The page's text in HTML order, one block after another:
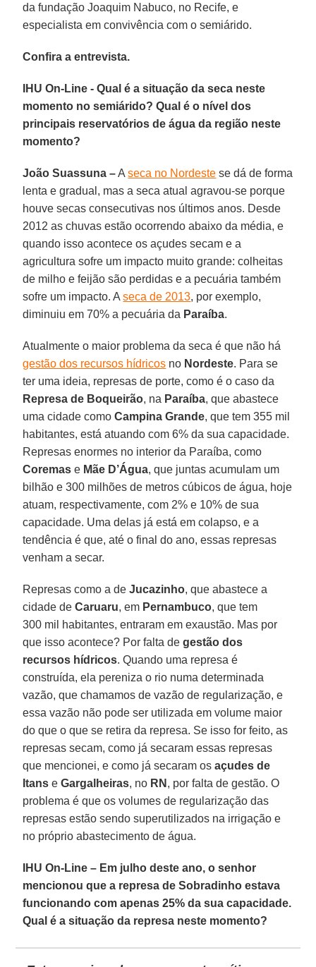
da fundação Joaquim Nabuco, no Recife, e
especialista em convivência com o semiárido.
Confira a entrevista.
IHU On-Line - Qual é a situação da seca neste
momento no semiárido? Qual é o nível dos
principais reservatórios de água da região neste
momento?
João Suassuna –Aseca no Nordeste se dá de forma
lenta e gradual, mas a seca atual agravou-se porque
houve secas consecutivas nos últimos anos. Desde
2012 as chuvas estão ocorrendo abaixo da média, e
quando isso acontece os açudes secam e a
agricultura sofre um impacto muito grande: colheitas
de milho e feijão são perdidas e a pecuária também
sofre um impacto. Aseca de 2013, por exemplo,
diminuiu em 70% a pecuária da Paraíba.
Atualmente o maior problema da seca é que não há
gestão dos recursos hídricos no Nordeste. Para se
ter uma ideia, represas de porte, como é o caso da
Represa de Boqueirão, na Paraíba, que abastece
uma cidade comoCampina Grande, que tem 355 mil
habitantes, está atuando com 6% da sua capacidade.
Represas enormes no interior da Paraíba, como
Coremas e Mãe D’Água, que juntas acumulam um
bilhão e 300 milhões de metros cúbicos de água, hoje
atuam, respectivamente, com 2% e 10% de sua
capacidade. Uma delas já está em colapso, e a
tendência é que, até o final do ano, essas represas
venham a secar.
Represas como a deJucazinho, que abastece a
cidade deCaruaru, em Pernambuco, que tem
300 mil habitantes, entraram em exaustão. Mas por
que isso acontece? Por falta degestão dos
recursos hídricos. Quando uma represa é
construída, ela pereniza o rio numa determinada
vazão, que chamamos de vazão de regularização, e
essa vazão não pode ser utilizada em volume maior
do que o que se retira da represa. Se isso for feito, as
represas secam, como já secaram essas represas
que mencionei, e como já secaram osaçudes de
ItanseGargalheiras, no RN , por falta de gestão. O
problema é que os volumes de regularização das
represas estão sendo superutilizados na irrigação e
no próprio abastecimento de água.
IHU On-Line – Em julho deste ano, o senhor
mencionou que a represa de Sobradinho estava
funcionando com apenas 25% da sua capacidade.
Qual é a situação da represa neste momento?